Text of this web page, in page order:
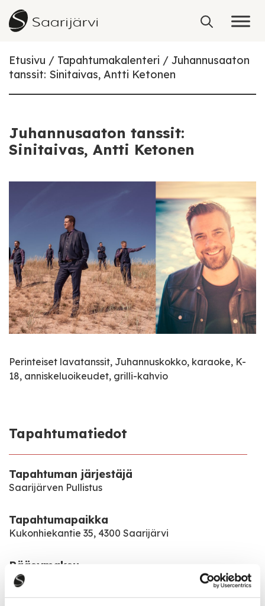
Skip to content
Etusivu Tapahtumakalenteri
Juhannusaaton
tanssit: Sinitaivas, Antti Ketonen
Juhannusaaton tanssit:
Sinitaivas, Antti Ketonen
Perinteiset lavatanssit, Juhannuskokko, karaoke, K-
18, anniskeluoikeudet, grilli-kahvio
Tapahtumatiedot
Tapahtuman järjestäjä
Saarijärven Pullistus
Tapahtumapaikka
Kukonhiekantie 35, 4300 Saarijärvi
Pääsymaksu
25€